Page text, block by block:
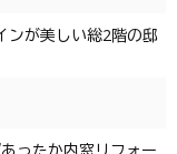
ンが美しい総2階の邸